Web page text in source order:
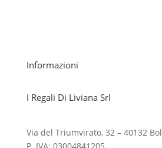
Informazioni
I Regali Di Liviana Srl
Via del Triumvirato, 32 – 40132